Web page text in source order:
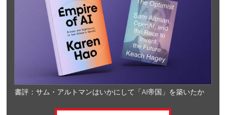
書評：サム・アルトマンはいかにして「AI帝国」を築いたか